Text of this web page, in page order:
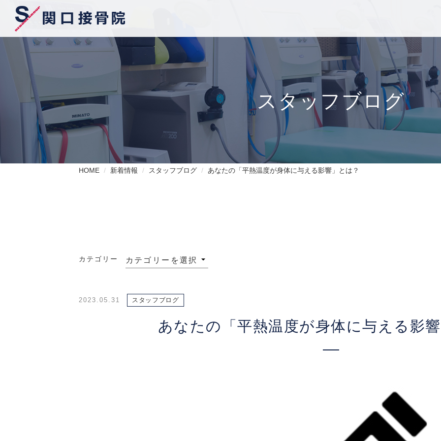
スタッフブログ
HOME 新着情報 スタッフブログ あなたの「平熱温度が身体に与える影響」とは？
カテゴリー
2023.05.31 スタッフブログ
あなたの「平熱温度が身体に与える影